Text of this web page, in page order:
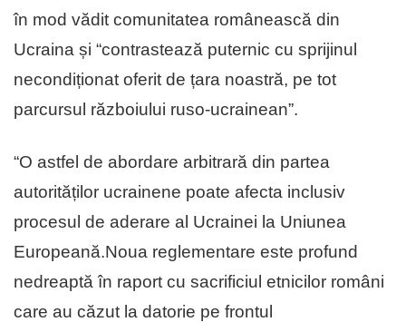
în mod vădit comunitatea românească din
Ucraina și “contrastează puternic cu sprijinul
necondiționat oferit de țara noastră, pe tot
parcursul războiului ruso-ucrainean”.
“O astfel de abordare arbitrară din partea
autorităților ucrainene poate afecta inclusiv
procesul de aderare al Ucrainei la Uniunea
Europeană.Noua reglementare este profund
nedreaptă în raport cu sacrificiul etnicilor români
care au căzut la datorie pe frontul